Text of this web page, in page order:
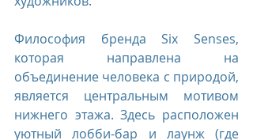
Философия бренда Six Senses,
которая направлена на
объединение человека с природой,
является центральным мотивом
нижнего этажа. Здесь расположен
уютный лобби-бар и лаунж (где